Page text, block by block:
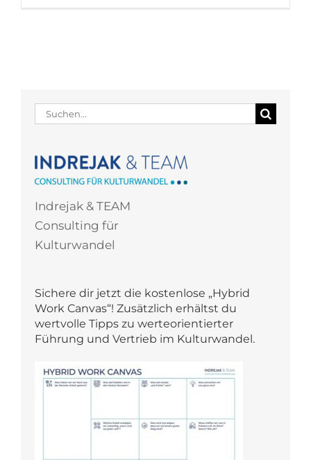
Suche
Indrejak & TEAM
Consulting für
Kulturwandel
Sichere dir jetzt die kostenlose „Hybrid
Work Canvas“! Zusätzlich erhältst du
wertvolle Tipps zu werteorientierter
Führung und Vertrieb im Kulturwandel.